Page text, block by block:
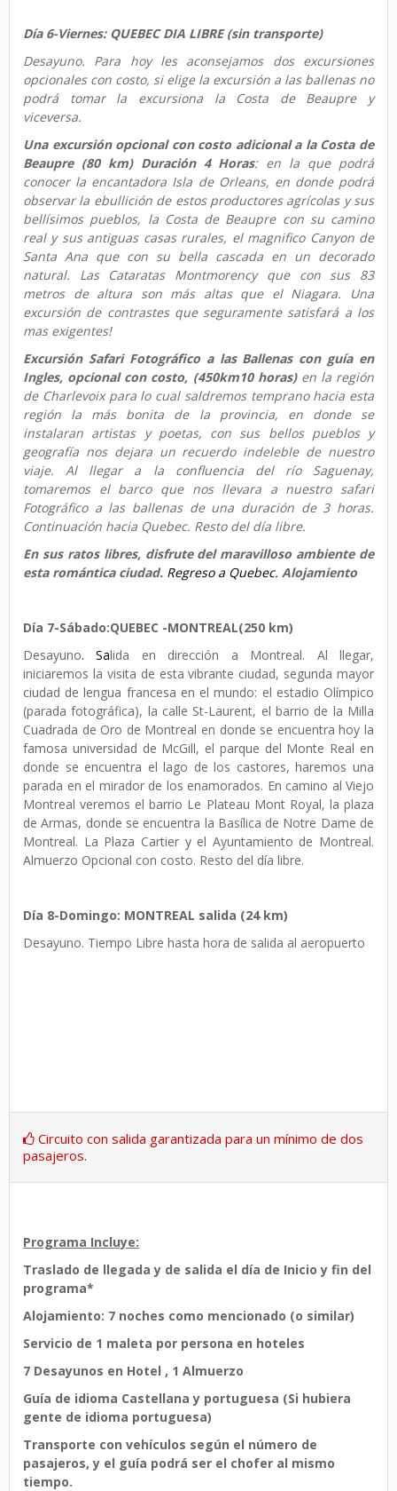
Día 6-Viernes: QUEBEC DIA LIBRE (sin transporte)
Desayuno. Para hoy les aconsejamos dos excursiones
opcionales con costo, si elige la excursión a las ballenas no
podrá tomar la excursiona la Costa de Beaupre y
viceversa.
Una excursión opcional con costo adicional a la Costa de
Beaupre (80 km) Duración 4 Horas: en la que podrá
conocer la encantadora Isla de Orleans, en donde podrá
observar la ebullición de estos productores agrícolas y sus
bellísimos pueblos, la Costa de Beaupre con su camino
real y sus antiguas casas rurales, el magnifico Canyon de
Santa Ana que con su bella cascada en un decorado
natural. Las Cataratas Montmorency que con sus 83
metros de altura son más altas que el Niagara. Una
excursión de contrastes que seguramente satisfará a los
mas exigentes!
Excursión Safari Fotográfico a las Ballenas con guía en
Ingles, opcional con costo, (450km10 horas)en la región
de Charlevoix para lo cual saldremos temprano hacia esta
región la más bonita de la provincia, en donde se
instalaran artistas y poetas, con sus bellos pueblos y
geografía nos dejara un recuerdo indeleble de nuestro
viaje. Al llegar a la confluencia del río Saguenay,
tomaremos el barco que nos llevara a nuestro safari
Fotográfico a las ballenas de una duración de 3 horas.
Continuación hacia Quebec. Resto del día libre.
En sus ratos libres, disfrute del maravilloso ambiente de
esta romántica ciudad. Regreso a Quebec. Alojamiento
Día 7-Sábado:QUEBEC -MONTREAL(250 km)
Desayuno. Salida en dirección a Montreal. Al llegar,
iniciaremos la visita de esta vibrante ciudad, segunda mayor
ciudad de lengua francesa en el mundo: el estadio Olímpico
(parada fotográfica), la calle St-Laurent, el barrio de la Milla
Cuadrada de Oro de Montreal en donde se encuentra hoy la
famosa universidad de McGill, el parque del Monte Real en
donde se encuentra el lago de los castores, haremos una
parada en el mirador de los enamorados. En camino al Viejo
Montreal veremos el barrio Le Plateau Mont Royal, la plaza
de Armas, donde se encuentra la Basílica de Notre Dame de
Montreal. La Plaza Cartier y el Ayuntamiento de Montreal.
Almuerzo Opcional con costo. Resto del día libre.
Día 8-Domingo: MONTREAL salida (24 km)
Desayuno. Tiempo Libre hasta hora de salida al aeropuerto
Circuito con salida garantizada para un mínimo de dos
pasajeros.
Programa Incluye:
Traslado de llegada y de salida el día de Inicio y fin del
programa*
Alojamiento: 7 noches como mencionado (o similar)
Servicio de 1 maleta por persona en hoteles
7 Desayunos en Hotel , 1 Almuerzo
Guía de idioma Castellana y portuguesa (Si hubiera
gente de idioma portuguesa)
Transporte con vehículos según el número de
pasajeros, y el guía podrá ser el chofer al mismo
tiempo.